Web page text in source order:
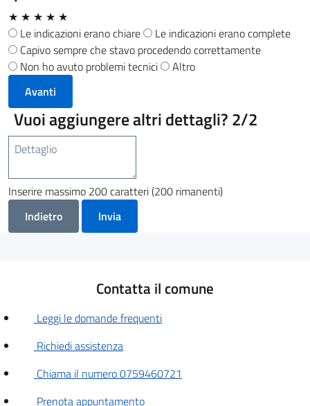
★ ★ ★ ★ ★
Le indicazioni erano chiare
Le indicazioni erano complete
Capivo sempre che stavo procedendo correttamente
Non ho avuto problemi tecnici
Altro
Avanti
Vuoi aggiungere altri dettagli?2/2
Inserire massimo 200 caratteri (200 rimanenti)
Indietro
Invia
Contatta il comune
Leggi le domande frequenti
Richiedi assistenza
Chiama il numero 0759460721
Prenota appuntamento